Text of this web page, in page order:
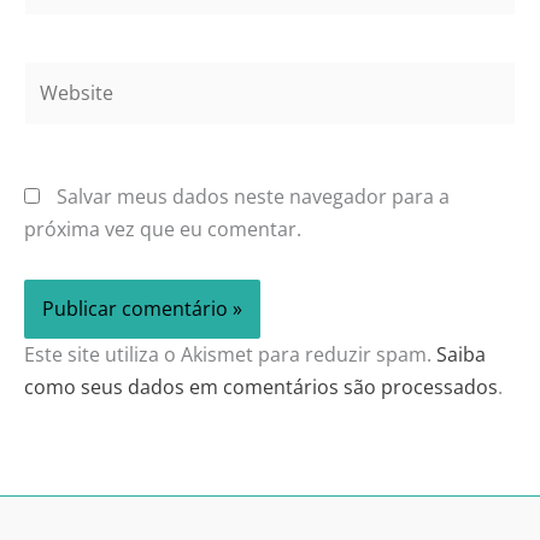
Salvar meus dados neste navegador para a
próxima vez que eu comentar.
Este site utiliza o Akismet para reduzir spam. Saiba
como seus dados em comentários são processados.